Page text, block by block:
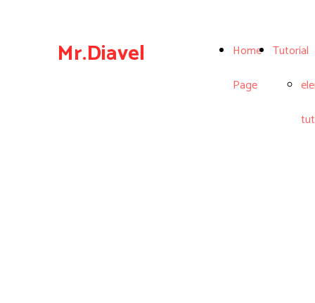
Home
Page
Tutorial
Mr.Diavel